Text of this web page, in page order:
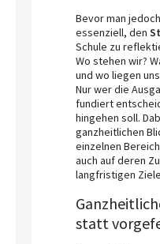
Bevor man
essenziell, den
Schule zu
Wo stehen wir?
und wo liegen
Nur wer die
fundiert
hingehen soll.
ganzheitlichen
einzelnen
auch auf deren
langfristigen
statt